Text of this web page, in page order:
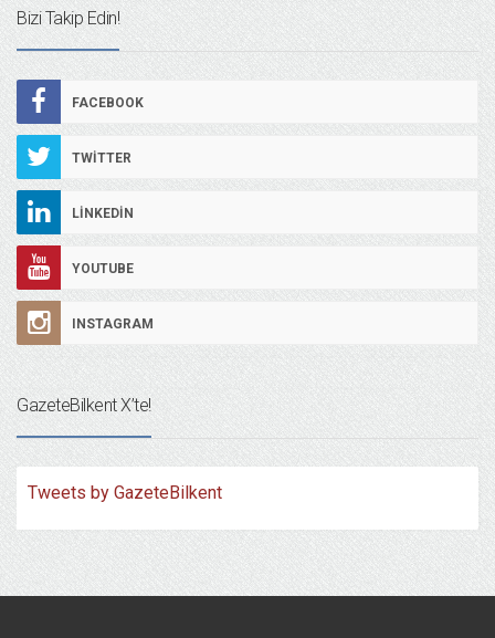
Bizi Takip Edin!
FACEBOOK
TWITTER
LINKEDIN
YOUTUBE
INSTAGRAM
GazeteBilkent X’te!
Tweets by GazeteBilkent